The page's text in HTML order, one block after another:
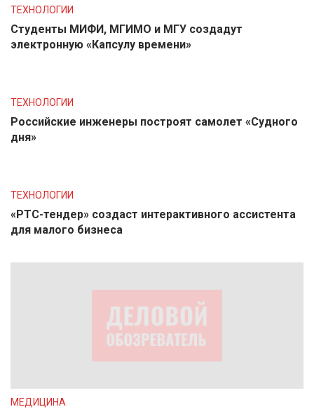
ТЕХНОЛОГИИ
Студенты МИФИ, МГИМО и МГУ создадут
электронную «Капсулу времени»
ТЕХНОЛОГИИ
Российские инженеры построят самолет «Судного
дня»
ТЕХНОЛОГИИ
«РТС-тендер» создаст интерактивного ассистента
для малого бизнеса
МЕДИЦИНА